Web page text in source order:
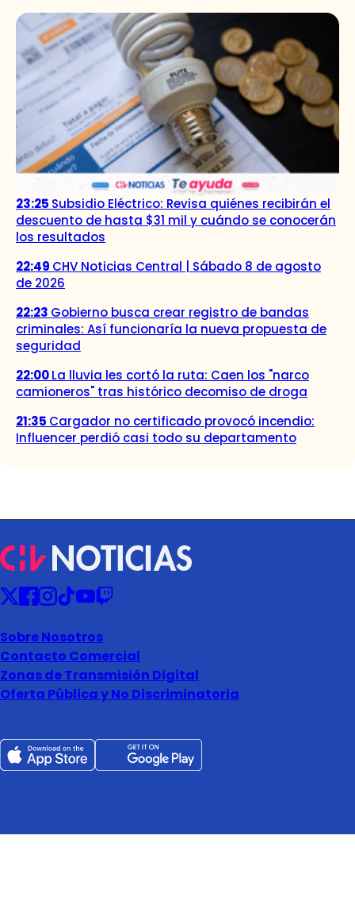
23:25 Subsidio Eléctrico: Revisa quiénes recibirán el
descuento de hasta $31 mil y cuándo se conocerán
los resultados
22:49 CHV Noticias Central | Sábado 8 de agosto
de 2026
22:23 Gobierno busca crear registro de bandas
criminales: Así funcionaría la nueva propuesta de
seguridad
22:00La lluvia les cortó la ruta: Caen los "narco
camioneros" tras histórico decomiso de droga
21:35 Cargador no certificado provocó incendio:
Influencer perdió casi todo su departamento
Sobre Nosotros
Contacto Comercial
Zonas de Transmisión Digital
Oferta Pública y No Discriminatoria